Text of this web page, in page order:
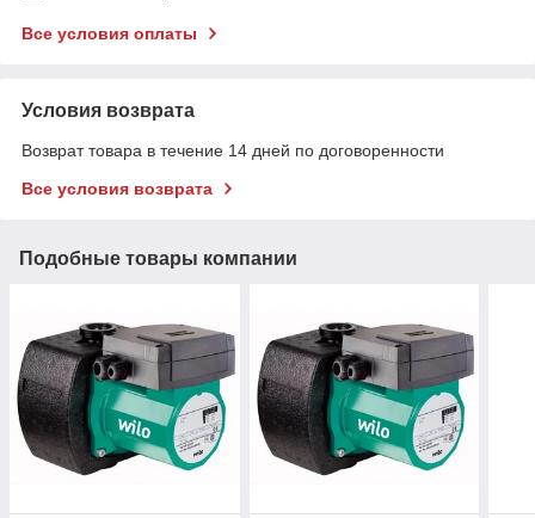
Все условия оплаты
Условия возврата
Возврат товара в течение 14 дней по договоренности
Все условия возврата
Подобные товары компании